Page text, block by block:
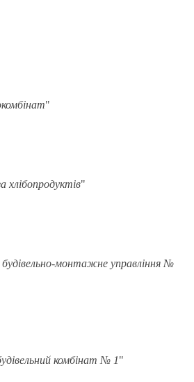
"
хлібопродуктів"
монтажне управління №
комбінат № 1"